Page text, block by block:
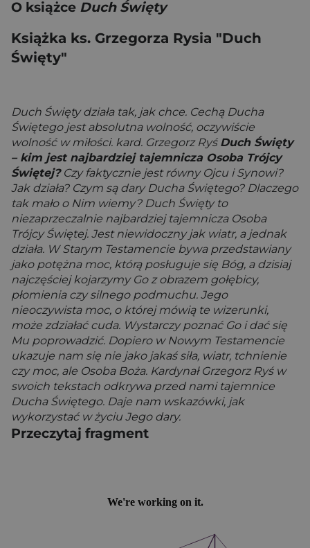
O książce Duch Święty
Książka ks. Grzegorza Rysia "Duch
Święty"
Duch Święty działa tak, jak chce. Cechą Ducha
Świętego jest absolutna wolność, oczywiście
wolność w miłości. kard. Grzegorz Ryś Duch Święty
– kim jest najbardziej tajemnicza Osoba Trójcy
Świętej?Czy faktycznie jest równy Ojcu i Synowi?
Jak działa? Czym są dary Ducha Świętego? Dlaczego
tak mało o Nim wiemy? Duch Święty to
niezaprzeczalnie najbardziej tajemnicza Osoba
Trójcy Świętej. Jest niewidoczny jak wiatr, a jednak
działa. W Starym Testamencie bywa przedstawiany
jako potężna moc, którą posługuje się Bóg, a dzisiaj
najczęściej kojarzymy Go z obrazem gołębicy,
płomienia czy silnego podmuchu. Jego
nieoczywista moc, o której mówią te wizerunki,
może zdziałać cuda. Wystarczy poznać Go i dać się
Mu poprowadzić. Dopiero w Nowym Testamencie
ukazuje nam się nie jako jakaś siła, wiatr, tchnienie
czy moc, ale Osoba Boża. Kardynał Grzegorz Ryś w
swoich tekstach odkrywa przed nami tajemnice
Ducha Świętego. Daje nam wskazówki, jak
wykorzystać w życiu Jego dary.
Przeczytaj fragment